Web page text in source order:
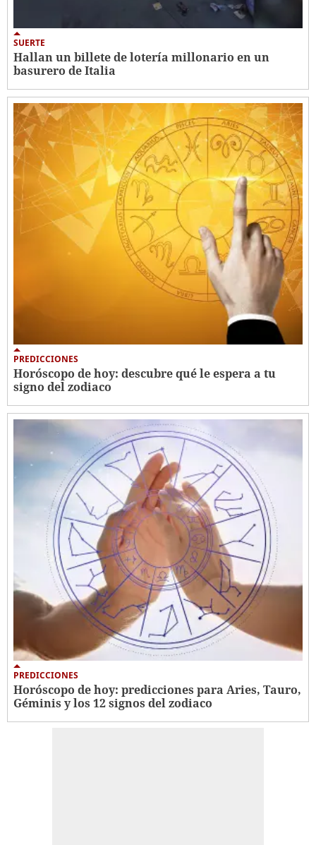
SUERTE
Hallan un billete de lotería millonario en un
basurero de Italia
PREDICCIONES
Horóscopo de hoy: descubre qué le espera a tu
signo del zodiaco
PREDICCIONES
Horóscopo de hoy: predicciones para Aries, Tauro,
Géminis y los 12 signos del zodiaco